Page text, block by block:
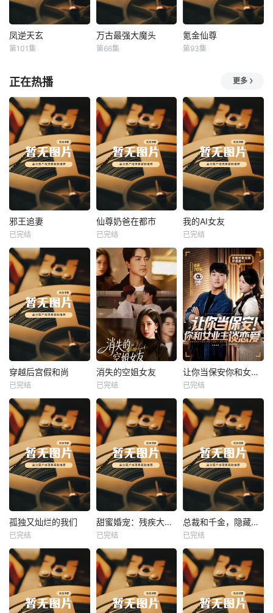
凤逆天玄
凤逆天玄
第101集
万古最强大魔头
万古最强大魔头
第66集
氪金仙尊
氪金仙尊
第93集
正在热播 更多
热播
邪王追妻
未知
邪王追妻
已完结
热播
未知
仙尊奶爸在都市
已完结
热播
我的AI女友
未知
我的AI女友
已完结
热播
未知
穿越后宫假和尚
已完结
热播
未知
消失的空姐女友
已完结
热播
未知
让你当保安你和女业主谈恋爱
已完结
热播
未知
孤独又灿烂的我们
已完结
热播
未知
甜蜜婚宠：残疾大佬夜夜撩
已完结
热播
未知
总裁和千金，隐藏身份闪婚了
已完结